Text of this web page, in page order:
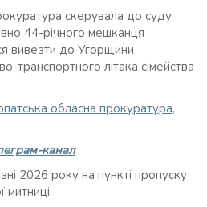
скерувала до суду
44-річного мешканця
вивезти до Угорщини
транспортного літака сімейства
обласна прокуратура,
канал
2026 року на пункті пропуску
митниці.